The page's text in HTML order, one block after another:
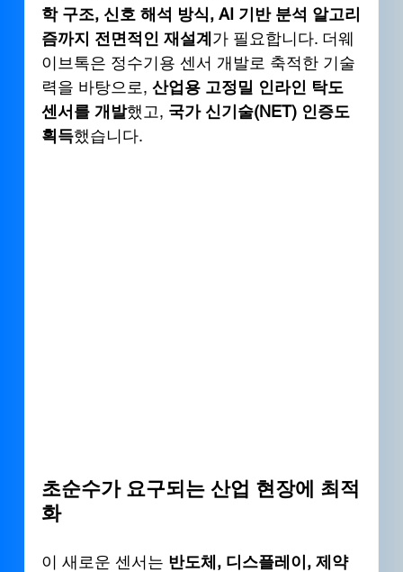
학 구조, 신호 해석 방식, AI 기반 분석 알고리
즘까지 전면적인 재설계가 필요합니다. 더웨
이브톡은 정수기용 센서 개발로 축적한 기술
력을 바탕으로, 산업용 고정밀 인라인 탁도
센서를 개발했고, 국가 신기술(NET) 인증도
획득했습니다.
초순수가 요구되는 산업 현장에 최적
화
이 새로운 센서는 반도체, 디스플레이, 제약